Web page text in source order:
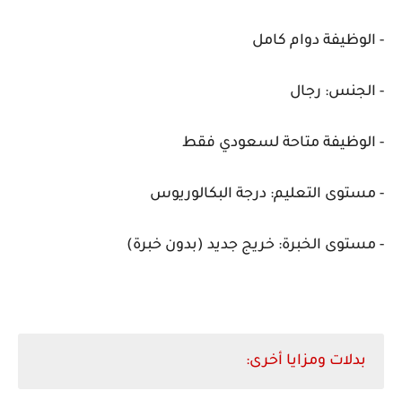
- الوظيفة دوام كامل
- الجنس: رجال
- الوظيفة متاحة لسعودي فقط
- مستوى التعليم: درجة البكالوريوس
- مستوى الخبرة: خريج جديد (بدون خبرة)
بدلات ومزايا أخرى: